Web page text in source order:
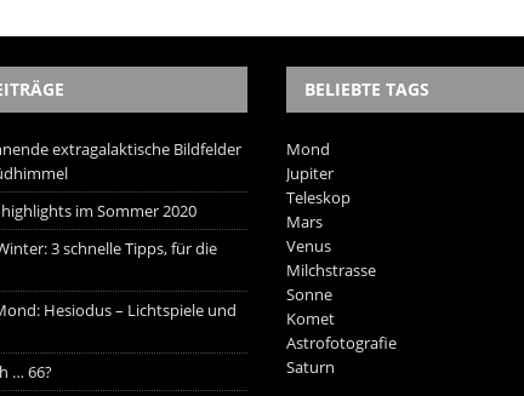
extragalaktische Bildfelder
im Sommer 2020
3 schnelle Tipps, für die
Hesiodus – Lichtspiele und
… 66?
BELIEBTE TAGS
Mond
Jupiter
Teleskop
Mars
Venus
Milchstrasse
Sonne
Komet
Astrofotografie
Saturn